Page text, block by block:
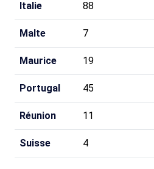
Italie 88
Malte 7
Maurice 19
Portugal 45
Réunion 11
Suisse 4